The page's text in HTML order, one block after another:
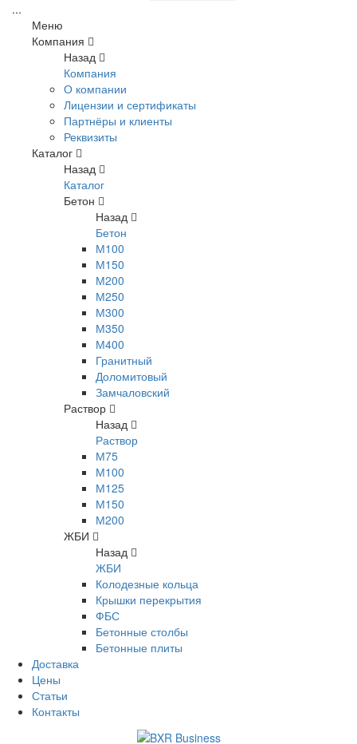
...
Меню
Компания
Назад
Компания
О компании
Лицензии и сертификаты
Партнёры и клиенты
Реквизиты
Каталог
Назад
Каталог
Бетон
Назад
Бетон
М100
М150
М200
М250
М300
М350
М400
Гранитный
Доломитовый
Замчаловский
Раствор
Назад
Раствор
М75
М100
М125
М150
М200
ЖБИ
Назад
ЖБИ
Колодезные кольца
Крышки перекрытия
ФБС
Бетонные столбы
Бетонные плиты
Доставка
Цены
Статьи
Контакты